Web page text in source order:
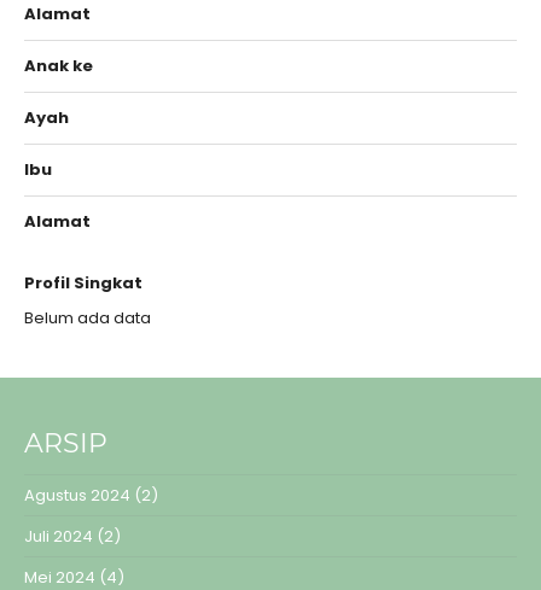
Alamat
Anak ke
Ayah
Ibu
Alamat
Profil Singkat
Belum ada data
ARSIP
Agustus 2024 (2)
Juli 2024 (2)
Mei 2024 (4)